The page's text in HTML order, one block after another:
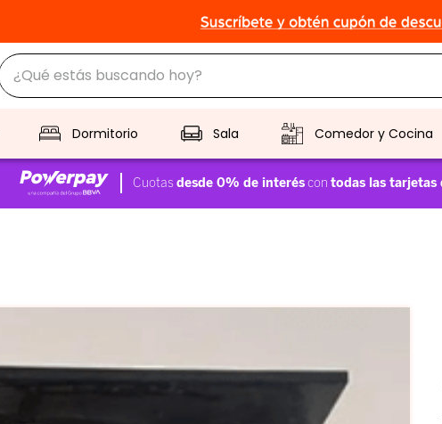
¿Qué estás buscando hoy?
Dormitorio Sala Comedor y Cocina
TÉRMINOS MÁS BUSCADOS
escritorio
vitrina